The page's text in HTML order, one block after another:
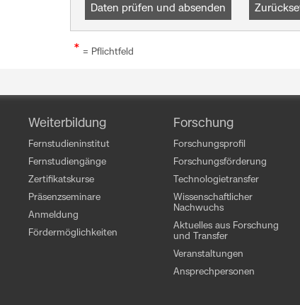
* = Pflichtfeld
Weiterbildung
Fernstudieninstitut
Fernstudiengänge
Zertifikatskurse
Präsenzseminare
Anmeldung
Fördermöglichkeiten
Forschung
Forschungsprofil
Forschungsförderung
Technologietransfer
Wissenschaftlicher
Nachwuchs
Aktuelles aus Forschung
und Transfer
Veranstaltungen
Ansprechpersonen